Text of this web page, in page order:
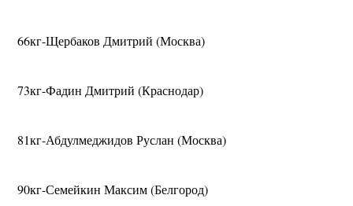
66кг-Щербаков Дмитрий (Москва)
73кг-Фадин Дмитрий (Краснодар)
81кг-Абдулмеджидов Руслан (Москва)
90кг-Семейкин Максим (Белгород)